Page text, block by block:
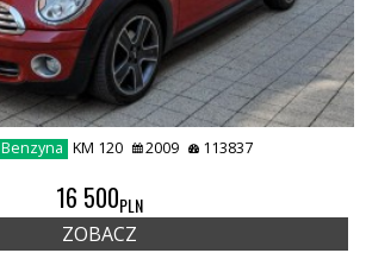
Benzyna KM 120 2009 113837
16 500PLN
ZOBACZ